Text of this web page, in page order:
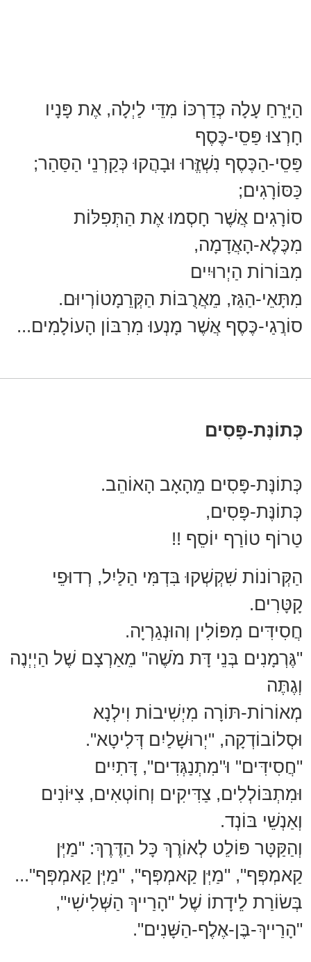
הַיָּרֵחַ עָלָה כְּדַרְכּוֹ מִדֵּי לַיְלָה, אֶת פָּנָיו
חָרְצוּ פַּסֵי-כֶּסֶף
פַּסֵי-הַכֶּסֶף נִשְׁזֱּרוּ וּבָהֲקוּ כְּקַרְנֵי הַסַּהַר;
כַּסּוֹרָגִים;
סוֹרָגִים אֲשֶׁר חָסְמוּ אֶת הַתְּפִלּוֹת
מִכֶּלֶא-הָאֲדָמָה,
מִבּוֹרוֹת הַיְרוּיִים
מִתָּאֵי-הַגַּז, מֵאֲרֻבּוֹת הַקְּרֵמָטוֹרְיוּם.
סוֹרֲגַי-כֶּסֶף אֲשֶׁר מָנְעוּ מִרִבּוֹן הָעוֹלָמִים...
כְּתוֹנֶּת-פָּסִים
כְּתוֹנֶּת-פָּסִים מֵהָאָב הָאוֹהֵב.
כְּתוֹנֶּת-פָּסִים,
טַרוֹף טוֹרַף יוֹסֵף !!
הַקְּרוֹנוֹת שִׁקְשְׁקוּ בִּדְמִּי הַלַּיִל, רְדוּפֵי
קָטָּרִים.
חֲסִידִּים מִפּוֹלִין וְהוּנְגַרְיָה.
"גֶּרְמָנִים בְּנֵי דָּת מֹשֶׁה" מֵאַרְצָם שֶׁל הַיְיְנֶה
וְגֶתֶּה
מְאוֹרוֹת-תּוֹרָה מִיְשִׁיבוֹת וִילְנָא
וּסְלוֹבוֹדְקָה, "יְרוּשָׁלַיִם דְּלִיטָא".
"חֲסִידִּים" וּ"מִתְנַגְּדִים", דָּתִיִים
וּמִתְבּוֹלְלִים, צַדִּיקִים וְחוֹטְאִים, צִיּוֹנִים
וְאַנְשֵׁי בּוֹנְד.
וְהַקַּטָּר פּוֹלֵט לְאוֹרֶךְ כָּל הַדֶּרֶךְ: "מַיְּן
קַאמְפְּף", "מַיְּן קַאמְפְּף", "מַיְּן קַאמְפְּף"...
בְּשׂוֹרַת לֵידָתוֹ שֶׁל "הָרַייךְ הַשְּׁלִישִׁי",
"הָרַייךְ-בֶּן-אֶלֶף-הַשָּׁנִים".